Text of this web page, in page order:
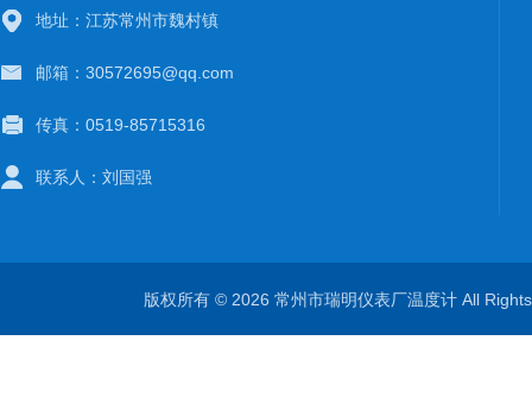
地址：江苏常州市魏村镇
邮箱：30572695@qq.com
传真：0519-85715316
联系人：刘国强
版权所有 © 2026 常州市瑞明仪表厂温度计 All